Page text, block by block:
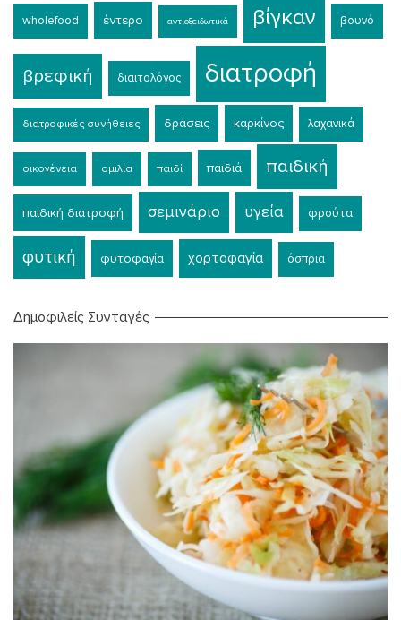
wholefood έντερο αντιοξειδωτικά βίγκαν βουνό
βρεφική διαιτολόγος διατροφή
διατροφικές συνήθειες δράσεις καρκίνος λαχανικά
οικογένεια ομιλία παιδί παιδιά παιδική
παιδική διατροφή σεμινάριο υγεία φρούτα
φυτική φυτοφαγία χορτοφαγία όσπρια
Δημοφιλείς Συνταγές